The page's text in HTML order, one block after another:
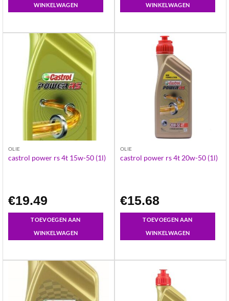
WINKELWAGEN
WINKELWAGEN
OLIE
castrol power rs 4t 15w-50 (1l)
€19.49
TOEVOEGEN AAN
WINKELWAGEN
OLIE
castrol power rs 4t 20w-50 (1l)
€15.68
TOEVOEGEN AAN
WINKELWAGEN